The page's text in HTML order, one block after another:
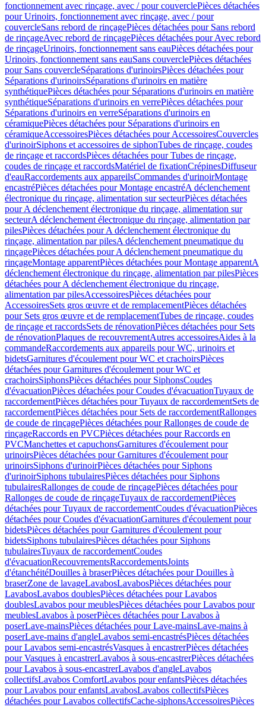
fonctionnement avec rinçage, avec / pour couverclePièces détachées
pour Urinoirs, fonctionnement avec rinçage, avec / pour
couvercleSans rebord de rinçagePièces détachées pour Sans rebord
de rinçageAvec rebord de rinçagePièces détachées pour Avec rebord
de rinçageUrinoirs, fonctionnement sans eauPièces détachées pour
Urinoirs, fonctionnement sans eauSans couverclePièces détachées
pour Sans couvercleSéparations d'urinoirsPièces détachées pour
Séparations d'urinoirsSéparations d'urinoirs en matière
synthétiquePièces détachées pour Séparations d'urinoirs en matière
synthétiqueSéparations d'urinoirs en verrePièces détachées pour
Séparations d'urinoirs en verreSéparations d'urinoirs en
céramiquePièces détachées pour Séparations d'urinoirs en
céramiqueAccessoiresPièces détachées pour AccessoiresCouvercles
d'urinoirSiphons et accessoires de siphonTubes de rinçage, coudes
de rinçage et raccordsPièces détachées pour Tubes de rinçage,
coudes de rinçage et raccordsMatériel de fixationCrépinesDiffuseur
d'eauRaccordements aux appareilsCommandes d'urinoirMontage
encastréPièces détachées pour Montage encastréA déclenchement
électronique du rinçage, alimentation sur secteurPièces détachées
pour A déclenchement électronique du rinçage, alimentation sur
secteurA déclenchement électronique du rinçage, alimentation par
pilesPièces détachées pour A déclenchement électronique du
rinçage, alimentation par pilesA déclenchement pneumatique du
rinçagePièces détachées pour A déclenchement pneumatique du
rinçageMontage apparentPièces détachées pour Montage apparentA
déclenchement électronique du rinçage, alimentation par pilesPièces
détachées pour A déclenchement électronique du rinçage,
alimentation par pilesAccessoiresPièces détachées pour
AccessoiresSets gros œuvre et de remplacementPièces détachées
pour Sets gros œuvre et de remplacementTubes de rinçage, coudes
de rinçage et raccordsSets de rénovationPièces détachées pour Sets
de rénovationPlaques de recouvrementAutres accessoiresAides à la
commandeRaccordements aux appareils pour WC, urinoirs et
bidetsGarnitures d'écoulement pour WC et crachoirsPièces
détachées pour Garnitures d'écoulement pour WC et
crachoirsSiphonsPièces détachées pour SiphonsCoudes
d'évacuationPièces détachées pour Coudes d'évacuationTuyaux de
raccordementPièces détachées pour Tuyaux de raccordementSets de
raccordementPièces détachées pour Sets de raccordementRallonges
de coude de rinçagePièces détachées pour Rallonges de coude de
rinçageRaccords en PVCPièces détachées pour Raccords en
PVCManchettes et capuchonsGarnitures d'écoulement pour
urinoirsPièces détachées pour Garnitures d'écoulement pour
urinoirsSiphons d'urinoirPièces détachées pour Siphons
d'urinoirSiphons tubulairesPièces détachées pour Siphons
tubulairesRallonges de coude de rinçagePièces détachées pour
Rallonges de coude de rinçageTuyaux de raccordementPièces
détachées pour Tuyaux de raccordementCoudes d'évacuationPièces
détachées pour Coudes d'évacuationGarnitures d'écoulement pour
bidetsPièces détachées pour Garnitures d'écoulement pour
bidetsSiphons tubulairesPièces détachées pour Siphons
tubulairesTuyaux de raccordementCoudes
d'évacuationRecouvrementsRaccordementsJoints
d'étanchéitéDouilles à braserPièces détachées pour Douilles à
braserZone de lavageLavabosLavabosPièces détachées pour
LavabosLavabos doublesPièces détachées pour Lavabos
doublesLavabos pour meublesPièces détachées pour Lavabos pour
meublesLavabos à poserPièces détachées pour Lavabos à
poserLave-mainsPièces détachées pour Lave-mainsLave-mains à
poserLave-mains d'angleLavabos semi-encastrésPièces détachées
pour Lavabos semi-encastrésVasques à encastrerPièces détachées
pour Vasques à encastrerLavabos à sous-encastrerPièces détachées
pour Lavabos à sous-encastrerLavabos d'angleLavabos
collectifsLavabos ComfortLavabos pour enfantsPièces détachées
pour Lavabos pour enfantsLavabosLavabos collectifsPièces
détachées pour Lavabos collectifsCache-siphonsAccessoiresPièces